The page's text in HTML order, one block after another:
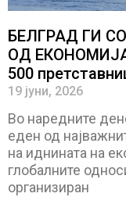
БЕЛГРАД ГИ
ОД
500
ќе
светот
19 јуни, 2026
Во наредните
еден од
на иднината на
глобалните
организиран